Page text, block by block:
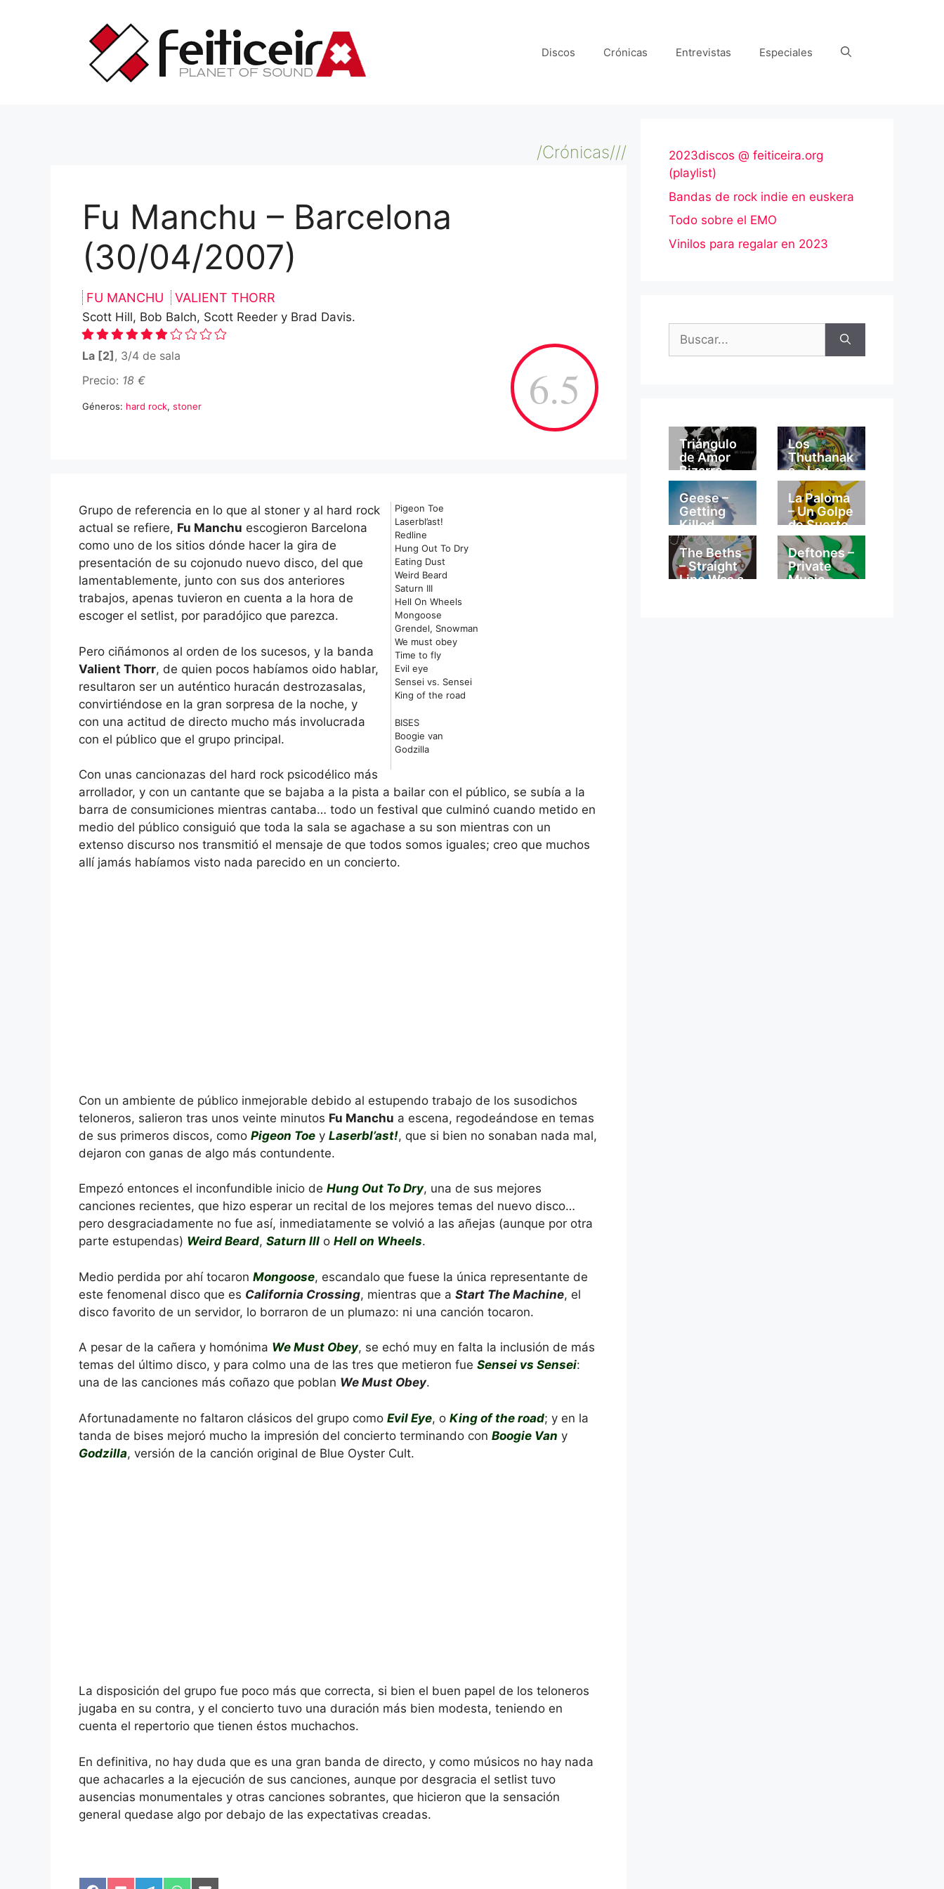
Discos Crónicas Entrevistas Especiales
/Crónicas///
Fu Manchu – Barcelona
(30/04/2007)
FU MANCHU VALIENT THORR
Scott Hill, Bob Balch, Scott Reeder y Brad Davis.
6.5
La [2] , 3/4 de sala
Precio: 18 €
Géneros: hard rock, stoner
Pigeon Toe
Laserbl’ast!
Redline
Hung Out To Dry
Eating Dust
Weird Beard
Saturn III
Hell On Wheels
Mongoose
Grendel, Snowman
We must obey
Time to fly
Evil eye
Sensei vs. Sensei
King of the road
BISES
Boogie van
Godzilla
Grupo de referencia en lo que al stoner y al hard rock
actual se refiere, Fu Manchu escogieron Barcelona
como uno de los sitios dónde hacer la gira de
presentación de su cojonudo nuevo disco, del que
lamentablemente, junto con sus dos anteriores
trabajos, apenas tuvieron en cuenta a la hora de
escoger el setlist, por paradójico que parezca.
Pero ciñámonos al orden de los sucesos, y la banda
Valient Thorr, de quien pocos habíamos oido hablar,
resultaron ser un auténtico huracán destrozasalas,
convirtiéndose en la gran sorpresa de la noche, y
con una actitud de directo mucho más involucrada
con el público que el grupo principal.
Con unas cancionazas del hard rock psicodélico más
arrollador, y con un cantante que se bajaba a la pista a bailar con el público, se subía a la
barra de consumiciones mientras cantaba… todo un festival que culminó cuando metido en
medio del público consiguió que toda la sala se agachase a su son mientras con un
extenso discurso nos transmitió el mensaje de que todos somos iguales; creo que muchos
allí jamás habíamos visto nada parecido en un concierto.
Con un ambiente de público inmejorable debido al estupendo trabajo de los susodichos
teloneros, salieron tras unos veinte minutos Fu Manchu a escena, regodeándose en temas
de sus primeros discos, como Pigeon Toe y Laserbl’ast!, que si bien no sonaban nada mal,
dejaron con ganas de algo más contundente.
Empezó entonces el inconfundible inicio de Hung Out To Dry, una de sus mejores
canciones recientes, que hizo esperar un recital de los mejores temas del nuevo disco…
pero desgraciadamente no fue así, inmediatamente se volvió a las añejas (aunque por otra
parte estupendas) Weird Beard, Saturn III o Hell on Wheels.
Medio perdida por ahí tocaron Mongoose, escandalo que fuese la única representante de
este fenomenal disco que es California Crossing, mientras que a Start The Machine, el
disco favorito de un servidor, lo borraron de un plumazo: ni una canción tocaron.
A pesar de la cañera y homónima We Must Obey, se echó muy en falta la inclusión de más
temas del último disco, y para colmo una de las tres que metieron fue Sensei vs Sensei:
una de las canciones más coñazo que poblan We Must Obey.
Afortunadamente no faltaron clásicos del grupo como Evil Eye, o King of the road; y en la
tanda de bises mejoró mucho la impresión del concierto terminando con Boogie Van y
Godzilla, versión de la canción original de Blue Oyster Cult.
La disposición del grupo fue poco más que correcta, si bien el buen papel de los teloneros
jugaba en su contra, y el concierto tuvo una duración más bien modesta, teniendo en
cuenta el repertorio que tienen éstos muchachos.
En definitiva, no hay duda que es una gran banda de directo, y como músicos no hay nada
que achacarles a la ejecución de sus canciones, aunque por desgracia el setlist tuvo
ausencias monumentales y otras canciones sobrantes, que hicieron que la sensación
general quedase algo por debajo de las expectativas creadas.
2023discos @ feiticeira.org
(playlist)
Bandas de rock indie en euskera
Todo sobre el EMO
Vinilos para regalar en 2023
Triángulo
de Amor
Bizarro –
Mi
Catedral
Los
Thuthanak
a – Los
Thuthanak
a
Geese –
Getting
Killed
La Paloma
– Un Golpe
de Suerte
The Beths
– Straight
Line Was a
Deftones –
Private
Music